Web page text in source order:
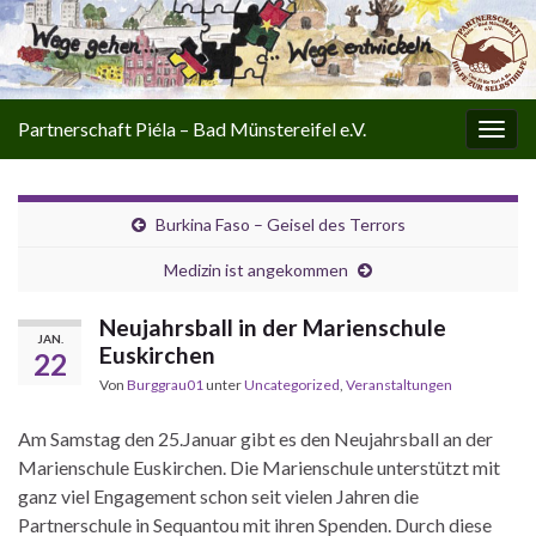
Partnerschaft Piéla – Bad Münstereifel e.V.
Burkina Faso – Geisel des Terrors
Medizin ist angekommen
JAN.
22
Neujahrsball in der Marienschule
Euskirchen
Von Burggrau01unterUncategorized, Veranstaltungen
Am Samstag den 25.Januar gibt es den Neujahrsball an der
Marienschule Euskirchen. Die Marienschule unterstützt mit
ganz viel Engagement schon seit vielen Jahren die
Partnerschule in Sequantou mit ihren Spenden. Durch diese